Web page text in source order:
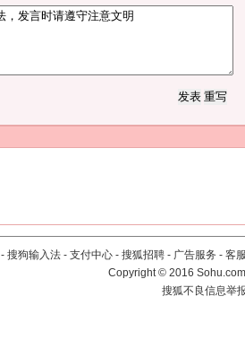
- 搜狗输入法 - 支付中心 - 搜狐招聘 - 广告服务 - 客
Copyright©2016
搜狐不良信息举